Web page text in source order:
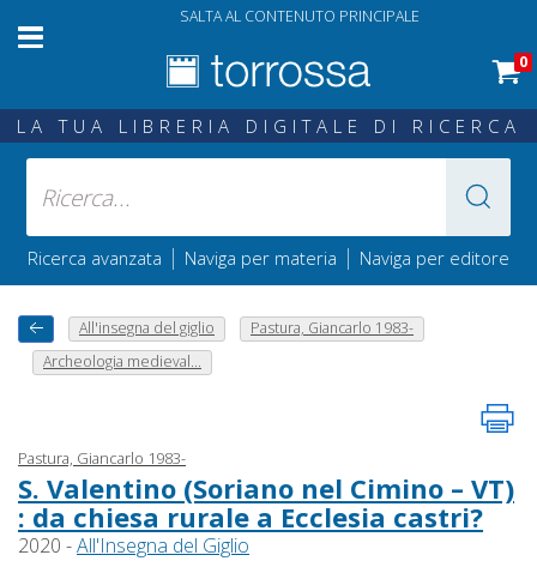
SALTA AL CONTENUTO PRINCIPALE
0
LA TUA LIBRERIA DIGITALE DI RICERCA
Ricerca avanzata | Naviga per materia | Naviga per editore
All'insegna del giglio
Pastura, Giancarlo 1983-
Archeologia medieval...
Pastura, Giancarlo 1983-
S. Valentino (Soriano nel Cimino – VT)
: da chiesa rurale a Ecclesia castri?
2020 -All'Insegna del Giglio